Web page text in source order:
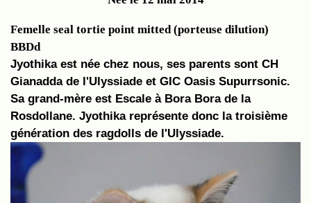
Femelle seal tortie point mitted (porteuse dilution)
BBDd
Jyothika est née chez nous, ses parents sont CH
Gianadda de l'Ulyssiade et GIC Oasis Supurrsonic.
Sa grand-mère est Escale à Bora Bora de la
Rosdollane. Jyothika représente donc la troisième
génération des ragdolls de l'Ulyssiade.